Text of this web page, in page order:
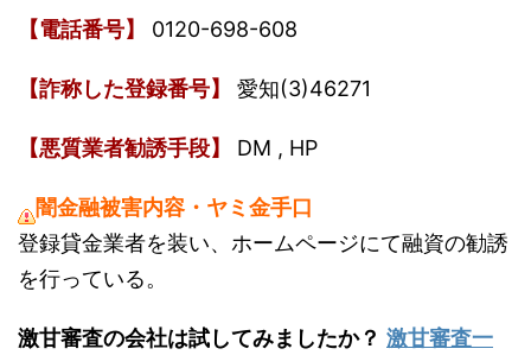
【電話番号】 0120-698-608
【詐称した登録番号】 愛知(3)46271
【悪質業者勧誘手段】 DM , HP
闇金融被害内容・ヤミ金手口
登録貸金業者を装い、ホームページにて融資の勧誘
を行っている。
激甘審査の会社は試してみましたか？ 激甘審査一